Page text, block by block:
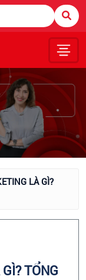
LÀ GÌ?
TỔNG